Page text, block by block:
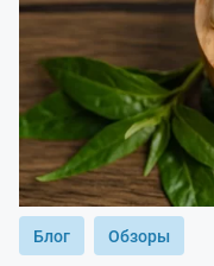
Блог Обзоры